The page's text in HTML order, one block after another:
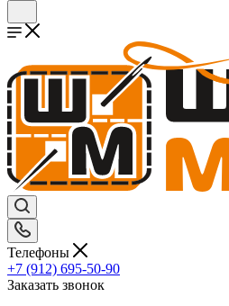
Телефоны
+7 (912) 695-50-90
Заказать звонок